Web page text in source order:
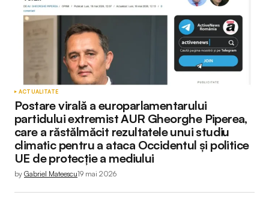
ACTUALITATE
Postare virală a europarlamentarului
partidului extremist AUR Gheorghe Piperea,
care a răstălmăcit rezultatele unui studiu
climatic pentru a ataca Occidentul și politice
UE de protecție a mediului
by Gabriel Mateescu19 mai 2026